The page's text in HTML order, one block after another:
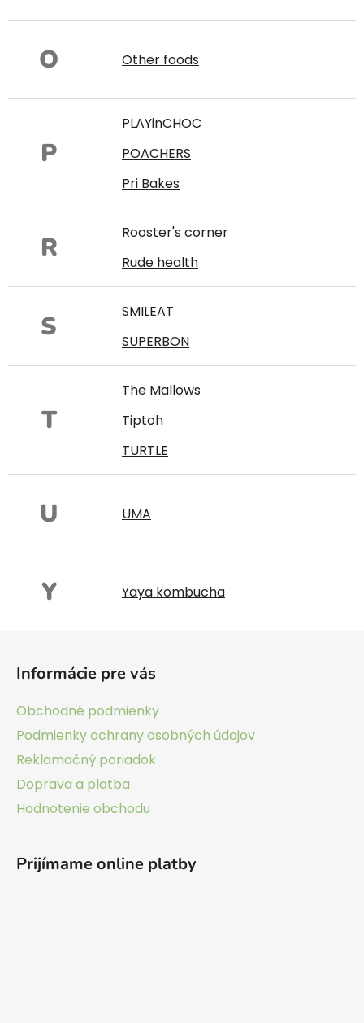
O Other foods
P
PLAYinCHOC
POACHERS
Pri Bakes
R
Rooster's corner
Rude health
S
SMILEAT
SUPERBON
T
The Mallows
Tiptoh
TURTLE
U UMA
Y Yaya kombucha
Informácie pre vás
Obchodné podmienky
Podmienky ochrany osobných údajov
Reklamačný poriadok
Doprava a platba
Hodnotenie obchodu
Prijímame online platby